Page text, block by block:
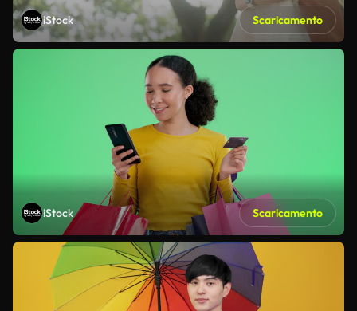
iStock Scaricamento
iStock Scaricamento